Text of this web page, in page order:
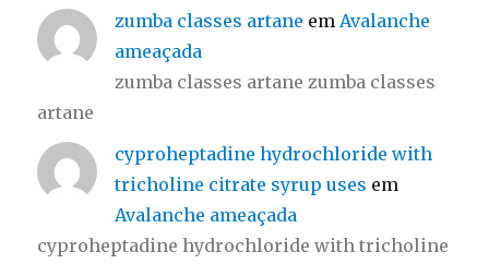
zumba classes artane em Avalanche
ameaçada
zumba classes artane zumba classes
artane
cyproheptadine hydrochloride with
tricholine citrate syrup uses em
Avalanche ameaçada
cyproheptadine hydrochloride with tricholine